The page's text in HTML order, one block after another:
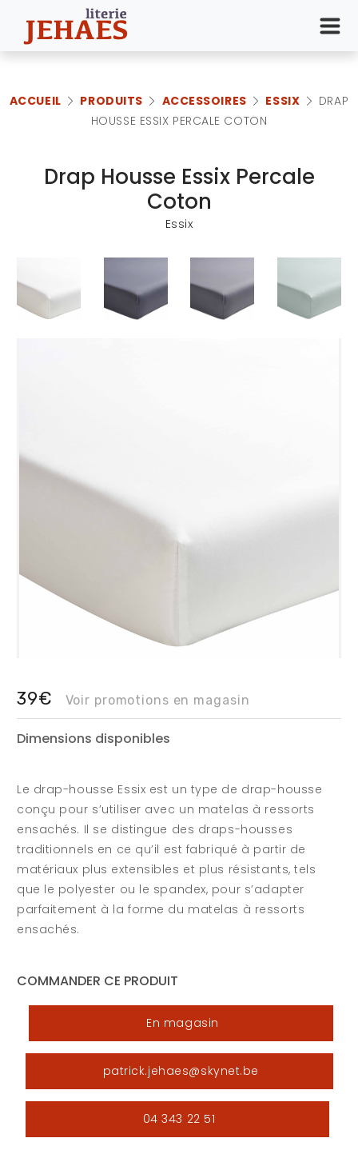
ACCUEIL PRODUITS ACCESSOIRES ESSIX
DRAP
HOUSSE ESSIX PERCALE COTON
Drap Housse Essix Percale
Coton
Essix
39€ Voir promotions en magasin
Dimensions disponibles
Le drap-housse Essix est un type de drap-housse
conçu pour s’utiliser avec un matelas à ressorts
ensachés. Il se distingue des draps-housses
traditionnels en ce qu’il est fabriqué à partir de
matériaux plus extensibles et plus résistants, tels
que le polyester ou le spandex, pour s’adapter
parfaitement à la forme du matelas à ressorts
ensachés.
COMMANDER CE PRODUIT
En magasin
patrick.jehaes@skynet.be
04 343 22 51